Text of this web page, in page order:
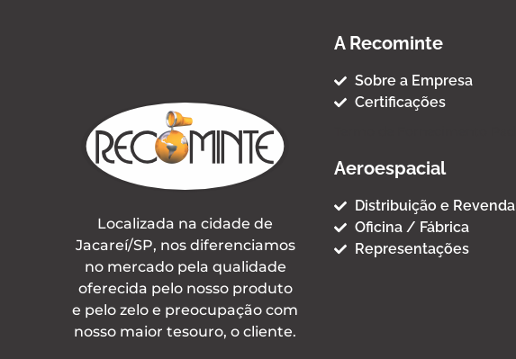
Localizada na cidade de
Jacareí/SP, nos diferenciamos
no mercado pela qualidade
oferecida pelo nosso produto
e pelo zelo e preocupação com
nosso maior tesouro, o cliente.
A Recominte
Sobre a Empresa
Certificações
Aeroespacial
Distribuição e Revenda
Oficina / Fábrica
Representações